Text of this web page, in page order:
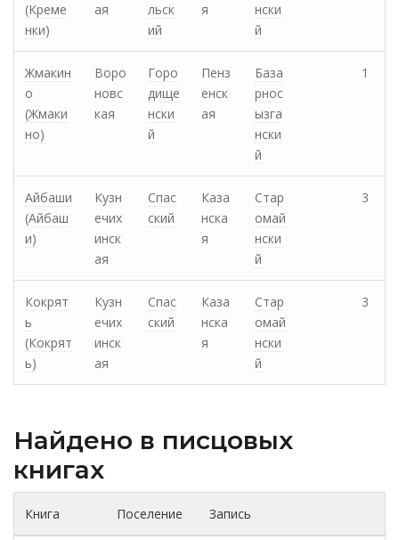
(Креме
нки)
ая
льск
ий
я
нски
й
Жмакин
о
(Жмаки
но)
Воро
новс
кая
Горо
дище
нски
й
Пенз
енск
ая
База
рнос
ызга
нски
й
1
Айбаши
(Айбаш
и)
Кузн
ечих
инск
ая
Спас
ский
Каза
нска
я
Стар
омай
нски
й
3
Кокрят
ь
(Кокрят
ь)
Кузн
ечих
инск
ая
Спас
ский
Каза
нска
я
Стар
омай
нски
й
3
Найдено в писцовых
книгах
Книга Поселение Запись